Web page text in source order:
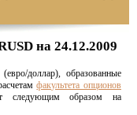
на 24.12.2009
доллар), образованные
факультета опционов
следующим образом на